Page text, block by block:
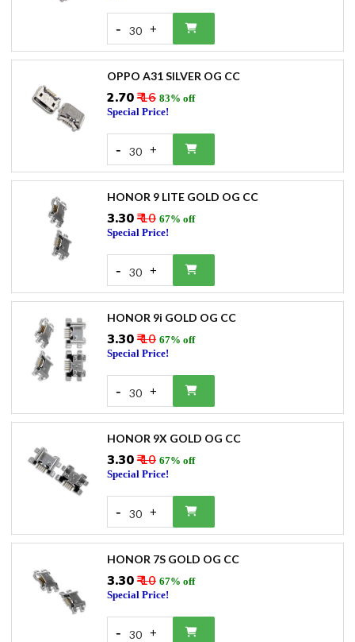
- 30 +
OPPO A31 SILVER OG CC
₹2.70₹ 16 83% off
Special Price!
- 30 +
HONOR 9 LITE GOLD OG CC
₹3.30₹ 10 67% off
Special Price!
- 30 +
HONOR 9i GOLD OG CC
₹3.30₹ 10 67% off
Special Price!
- 30 +
HONOR 9X GOLD OG CC
₹3.30₹ 10 67% off
Special Price!
- 30 +
HONOR 7S GOLD OG CC
₹3.30₹ 10 67% off
Special Price!
- 30 +